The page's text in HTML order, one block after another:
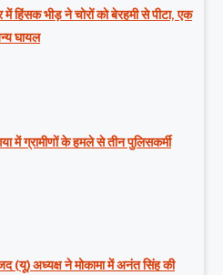
में हिंसक भीड़ ने चोरों को बेरहमी से पीटा, एक
घायल
में ग्रामीणों के हमले से तीन पुलिसकर्मी
(यू) अध्यक्ष ने मोकामा में अनंत सिंह की